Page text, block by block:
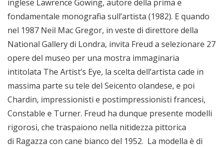
inglese Lawrence Gowing, autore della prima e
fondamentale monografia sull’artista (1982). E quando
nel 1987 Neil Mac Gregor, in veste di direttore della
National Gallery di Londra, invita Freud a selezionare 27
opere del museo per una mostra immaginaria
intitolata The Artist’s Eye, la scelta dell’artista cade in
massima parte su tele del Seicento olandese, e poi
Chardin, impressionisti e postimpressionisti francesi,
Constable e Turner. Freud ha dunque presente modelli
rigorosi, che traspaiono nella nitidezza pittorica
di Ragazza con cane bianco del 1952. La modella è di